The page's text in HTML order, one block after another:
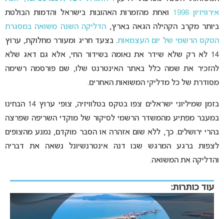
אירוויזיון 1998
ואחת מהזמרות האהובות בישראל והדמות הבולטת
ביותר מקרב הקהילה הגאה בארץ, הדליקה השנה משואה במסגרת
הטקס הרשמי של יום העצמאות. בצעד חריג ומעורר מחלוקת, ערוץ
14 לא רק שלא שידר את נאומה בשידור החי, אלא גם דאג שלא
להזכיר את שמה כלל באתר האינטרנט שלו, שם פורסמה רשימה
מסודרת של כל מדליקי המשואות האחרים.
בזמן שמיליוני ישראלים צפו בטקס בטלוויזיה, צופי ערוץ 14 הבחינו
במעבר מפתיע מהמשדר הרשמי לסיקור של מוקדי השריפה שפרצה
בהרי ירושלים. כך, ללא שום אזהרה או הסבר מוקדם, נמנע מהצופים
לצפות ברגע המרגש שבו דנה אינטרנשיונל נשאה את דבריה
והדליקה את המשואה.
עוד כותרות: